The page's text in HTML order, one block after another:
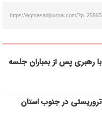
https://eghtesadjournal.com/
رهبری پس از بمباران جلسه
در جنوب استان